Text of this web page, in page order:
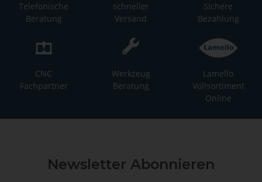
Telefonische
Beratung
schneller
Versand
Sichere
Bezahlung
CNC
Fachpartner
Werkzeug
Beratung
Lamello
Vollsortiment
Online
Newsletter Abonnieren